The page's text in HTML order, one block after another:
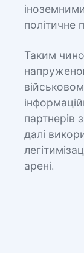
політичне
Таким
партнерів
далі
арені.